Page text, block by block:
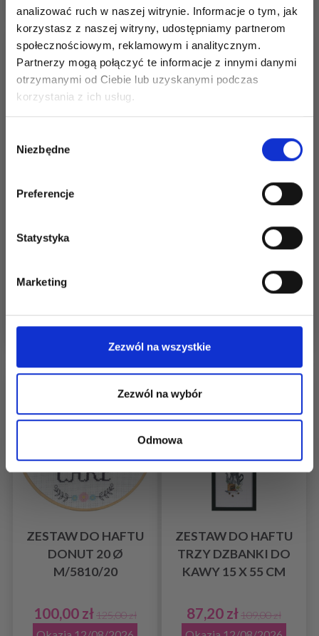
analizować ruch w naszej witrynie. Informacje o tym, jak
korzystasz z naszej witryny, udostępniamy partnerom
społecznościowym, reklamowym i analitycznym.
Partnerzy mogą połączyć te informacje z innymi danymi
otrzymanymi od Ciebie lub uzyskanymi podczas
korzystania z ich usług.
zgody
Niezbędne
Preferencje
Statystyka
Marketing
Zezwól na wszystkie
Zezwól na wybór
Odmowa
Promocja 20%
ZESTAW DO HAFTU
232,00 zł
Promocja 19%
ZESTAW DO HAFTU
92,60 zł
Okazja 12/08/2026
ZESTAW DO HAFTU
DONUT 20 Ø
M/5810/20
100,00 zł125,00 zł
ZESTAW DO HAFTU
TRZY DZBANKI DO
KAWY 15 X 55 CM
87,20 zł109,00 zł
Oszczędź nawet do 50%
miłośników włóczek i uzyskaj wyłączny
dostęp do inspirujących wzorów na druty i